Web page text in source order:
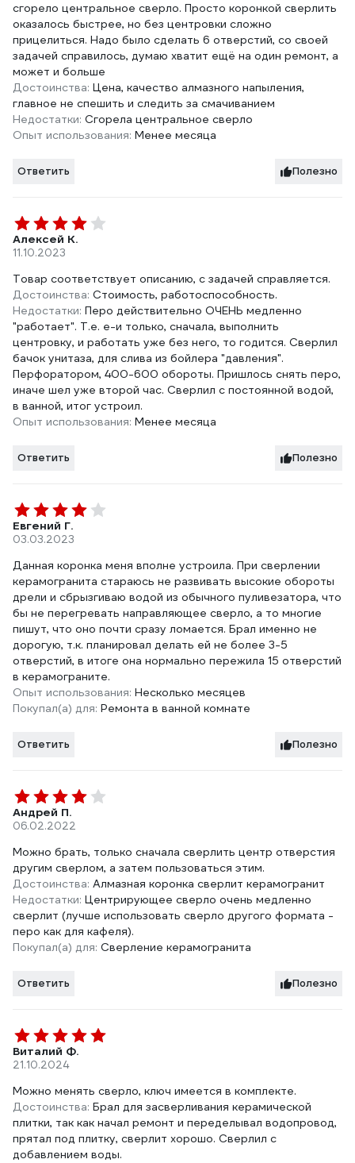
сгорело центральное сверло. Просто коронкой сверлить
оказалось быстрее, но без центровки сложно
прицелиться. Надо было сделать 6 отверстий, со своей
задачей справилось, думаю хватит ещё на один ремонт, а
может и больше
Достоинства: Цена, качество алмазного напыления,
главное не спешить и следить за смачиванием
Недостатки: Сгорела центральное сверло
Опыт использования: Менее месяца
Ответить Полезно
Алексей К.
11.10.2023
Товар соответствует описанию, с задачей справляется.
Достоинства: Стоимость, работоспособность.
Недостатки: Перо действительно ОЧЕНЬ медленно
"работает". Т.е. е-и только, сначала, выполнить
центровку, и работать уже без него, то годится. Сверлил
бачок унитаза, для слива из бойлера "давления".
Перфоратором, 400-600 обороты. Пришлось снять перо,
иначе шел уже второй час. Сверлил с постоянной водой,
в ванной, итог устроил.
Опыт использования: Менее месяца
Ответить Полезно
Евгений Г.
03.03.2023
Данная коронка меня вполне устроила. При сверлении
керамогранита стараюсь не развивать высокие обороты
дрели и сбрызгиваю водой из обычного пуливезатора, что
бы не перегревать направляющее сверло, а то многие
пишут, что оно почти сразу ломается. Брал именно не
дорогую, т.к. планировал делать ей не более 3-5
отверстий, в итоге она нормально пережила 15 отверстий
в керамограните.
Опыт использования: Несколько месяцев
Покупал(а) для: Ремонта в ванной комнате
Ответить Полезно
Андрей П.
06.02.2022
Можно брать, только сначала сверлить центр отверстия
другим сверлом, а затем пользоваться этим.
Достоинства: Алмазная коронка сверлит керамогранит
Недостатки: Центрирующее сверло очень медленно
сверлит (лучше использовать сверло другого формата -
перо как для кафеля).
Покупал(а) для: Сверление керамогранита
Ответить Полезно
Виталий Ф.
21.10.2024
Можно менять сверло, ключ имеется в комплекте.
Достоинства: Брал для засверливания керамической
плитки, так как начал ремонт и переделывал водопровод,
прятал под плитку, сверлит хорошо. Сверлил с
добавлением воды.